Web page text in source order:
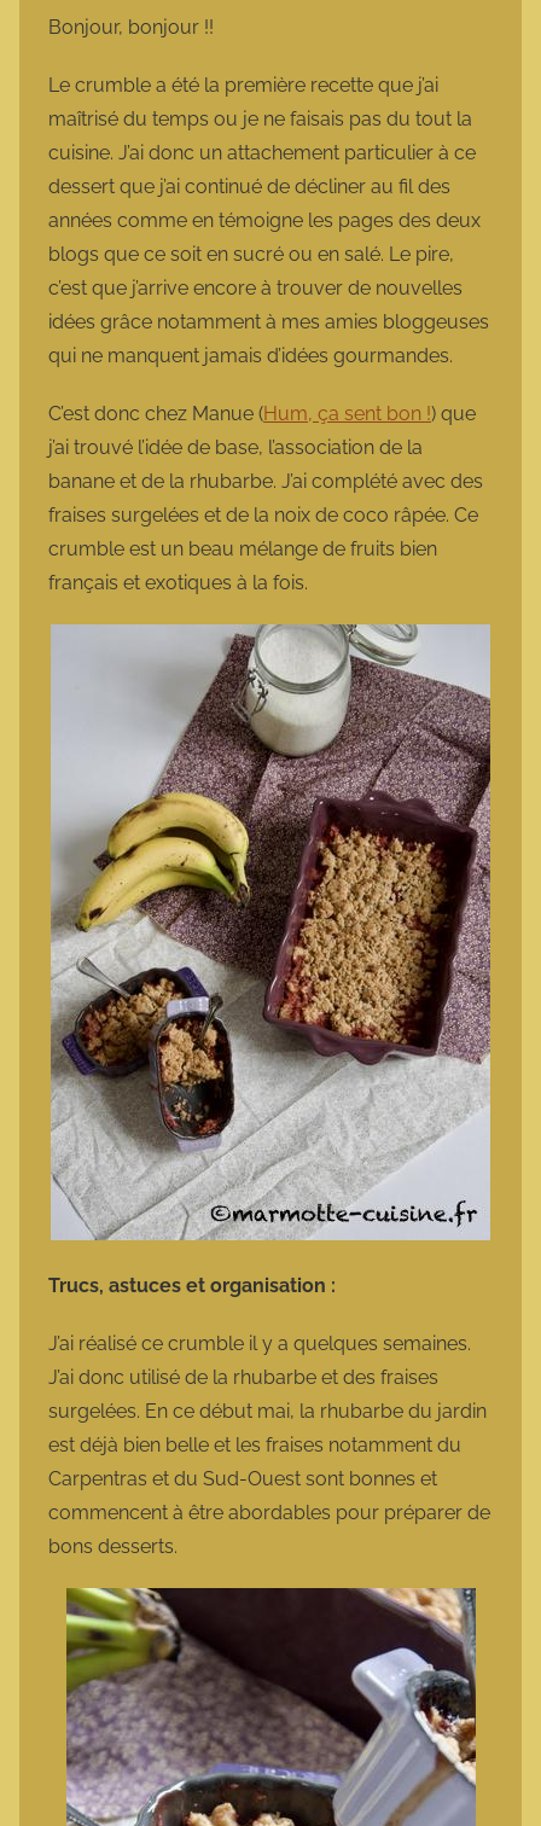
m
o
t
t
e
Bonjour, bonjour !!
Le crumble a été la première recette que j’ai
maîtrisé du temps ou je ne faisais pas du tout la
cuisine. J’ai donc un attachement particulier à ce
dessert que j’ai continué de décliner au fil des
années comme en témoigne les pages des deux
blogs que ce soit en sucré ou en salé. Le pire,
c’est que j’arrive encore à trouver de nouvelles
idées grâce notamment à mes amies bloggeuses
qui ne manquent jamais d’idées gourmandes.
C’est donc chez Manue (Hum, ça sent bon !) que
j’ai trouvé l’idée de base, l’association de la
banane et de la rhubarbe. J’ai complété avec des
fraises surgelées et de la noix de coco râpée. Ce
crumble est un beau mélange de fruits bien
français et exotiques à la fois.
Trucs, astuces et organisation :
J’ai réalisé ce crumble il y a quelques semaines.
J’ai donc utilisé de la rhubarbe et des fraises
surgelées. En ce début mai, la rhubarbe du jardin
est déjà bien belle et les fraises notamment du
Carpentras et du Sud-Ouest sont bonnes et
commencent à être abordables pour préparer de
bons desserts.